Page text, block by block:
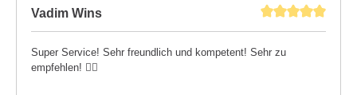
Vadim Wins
Super Service! Sehr freundlich und kompetent! Sehr zu
empfehlen! 👍🏼